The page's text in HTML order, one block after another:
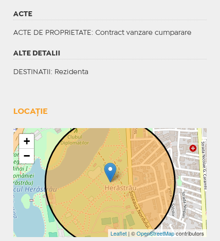
ACTE
ACTE DE PROPRIETATE : Contract vanzare cumparare
ALTE DETALII
DESTINATII : Rezidenta
LOCAȚIE
+
−
Leaflet | ©OpenStreetMapcontributors